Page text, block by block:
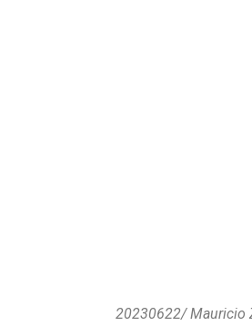
20230622/ Mauricio